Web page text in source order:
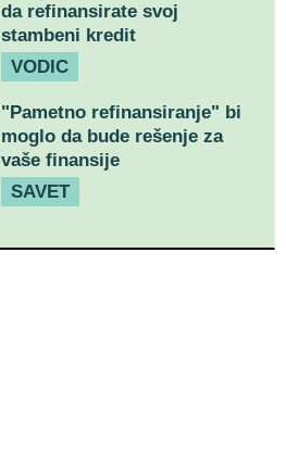
da refinansirate svoj
stambeni kredit
VODIC
"Pametno refinansiranje" bi
moglo da bude rešenje za
vaše finansije
SAVET